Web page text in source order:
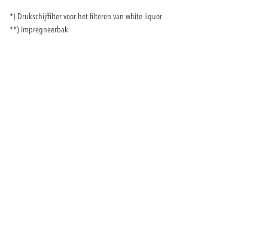
*) Drukschijffilter voor het filteren van white liquor
**) Impregneerbak